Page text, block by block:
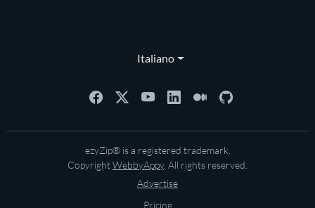
Italiano
ezyZip® is a registered trademark.
CopyrightWebbyAppy. All rights reserved.
Advertise
Pricing